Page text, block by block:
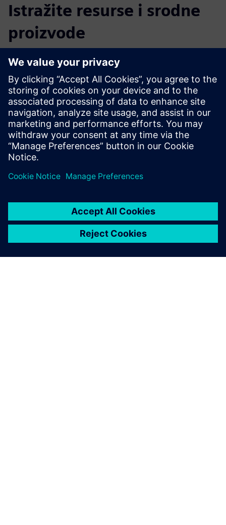
Istražite resurse i srodne
proizvode
Dodatne informacije i resursi
Upravljanje proizvodnim operacijama CLEVR
Implementacija CLEVR Opcentera
Preduvjeti